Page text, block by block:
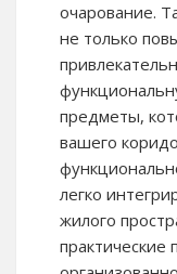
очарование.
не только
предметы,
вашего
легко
жилого
практические